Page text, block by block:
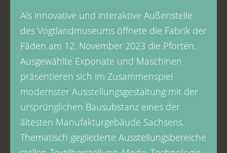
Als innovative und interaktive Außenstelle
des Vogtlandmuseums öffnete die Fabrik der
Fäden am 12. November 2023 die Pforten.
Ausgewählte Exponate und Maschinen
präsentieren sich im Zusammenspiel
modernster Ausstellungsgestaltung mit der
ursprünglichen Bausubstanz eines der
ältesten Manufakturgebäude Sachsens.
Thematisch gegliederte Ausstellungsbereiche